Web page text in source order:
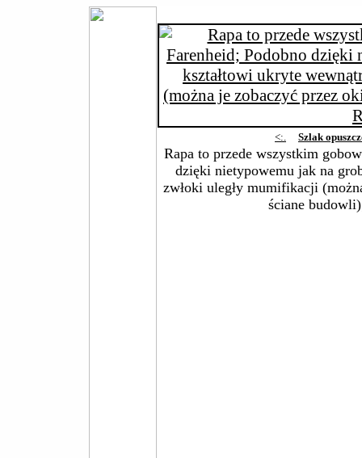
<:. Szlak
Rapa to przede wszystkim
dzięki nietypowemu jak na
zwłoki uległy mumifikacji
ściane